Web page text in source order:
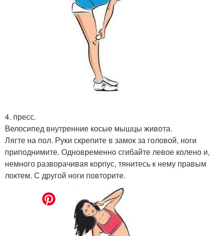
4. пресс.
Велосипед внутренние косые мышцы живота.
Лягте на пол. Руки скрепите в замок за головой, ноги
приподнимите. Одновременно сгибайте левое колено и,
немного разворачивая корпус, тянитесь к нему правым
локтем. С другой ноги повторите.